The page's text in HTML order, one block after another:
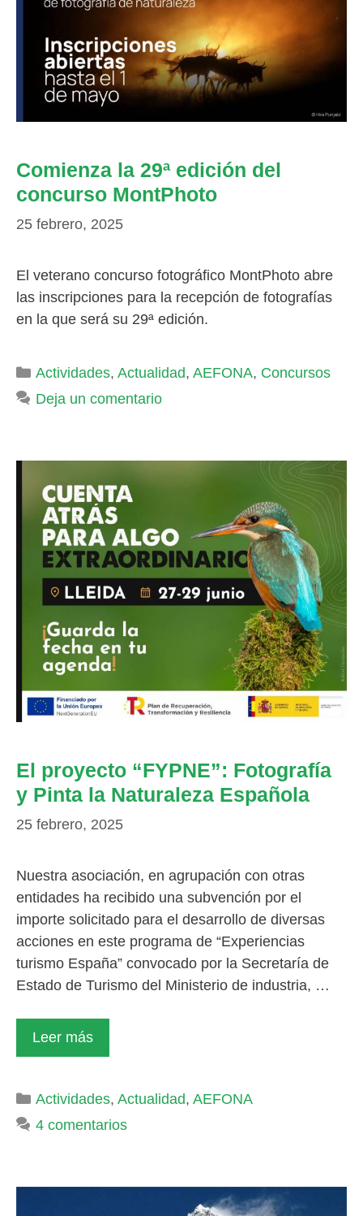
Comienza la 29ª edición del
concurso MontPhoto
25 febrero, 2025
El veterano concurso fotográfico MontPhoto abre
las inscripciones para la recepción de fotografías
en la que será su 29ª edición.
Categorías
Actividades, Actualidad, AEFONA, Concursos
Deja un comentario
El proyecto “FYPNE”: Fotografía
y Pinta la Naturaleza Española
25 febrero, 2025
Nuestra asociación, en agrupación con otras
entidades ha recibido una subvención por el
importe solicitado para el desarrollo de diversas
acciones en este programa de “Experiencias
turismo España” convocado por la Secretaría de
Estado de Turismo del Ministerio de industria, …
Leer más
Categorías
Actividades, Actualidad, AEFONA
4 comentarios